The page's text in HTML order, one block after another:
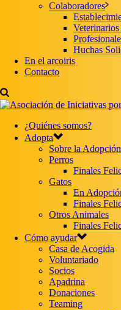
Colaboradores
Huchas
En el arcoiris
Contacto
¿Quiénes somos?
Adopta
Sobre la Adopción
Perros
Finales
Gatos
En
Finales
Otros Animales
Finales
Cómo ayudar
Casa de Acogida
Voluntariado
Socios
Apadrina
Donaciones
Teaming